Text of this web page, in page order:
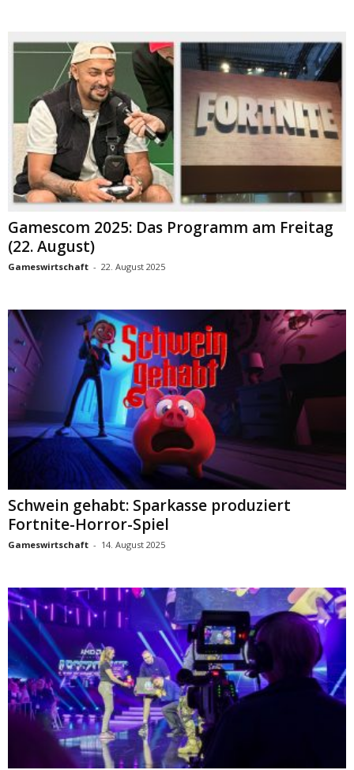
Gamescom 2025: Das Programm am Freitag
(22. August)
Gameswirtschaft - 22. August 2025
Schwein gehabt: Sparkasse produziert
Fortnite-Horror-Spiel
Gameswirtschaft - 14. August 2025